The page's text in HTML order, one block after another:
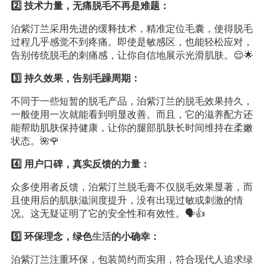
2️⃣ 技术力量，无痛脱毛不再是难题：
泊紫汀兰采用先进的缓释技术，精准定位毛囊，使得脱毛
过程几乎感觉不到疼痛。即使是敏感区，也能轻松应对，
告别传统脱毛的刺痛感，让你自信地展示光滑肌肤。😌🌟
3️⃣ 持久效果，告别毛躁周期：
不同于一些短暂的脱毛产品，泊紫汀兰的脱毛效果持久，
一般使用一次就能看到明显改善。而且，它的滋养配方还
能帮助肌肤保持健康，让你的腿部肌肤长时间维持在柔嫩
状态。🌺🌹
4️⃣ 用户口碑，真实反馈的力量：
众多使用者反馈，泊紫汀兰脱毛膏不仅脱毛效果显著，而
且使用后的肌肤滋润度提升，没有出现过敏或刺激的情
况。这无疑证明了它的安全性和有效性。🗣️👍
5️⃣ 环保理念，绿色生活的小确幸：
泊紫汀兰注重环保，包装简约而实用，符合现代人追求绿